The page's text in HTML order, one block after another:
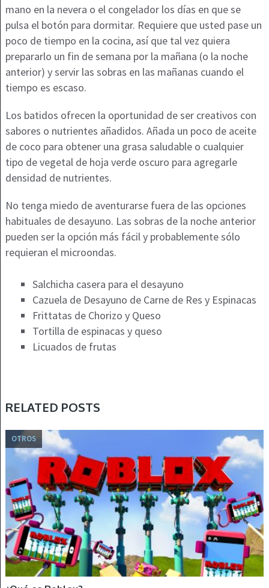
mano en la nevera o el congelador los días en que se
pulsa el botón para dormitar. Requiere que usted pase un
poco de tiempo en la cocina, así que tal vez quiera
prepararlo un fin de semana por la mañana (o la noche
anterior) y servir las sobras en las mañanas cuando el
tiempo es escaso.
Los batidos ofrecen la oportunidad de ser creativos con
sabores o nutrientes añadidos. Añada un poco de aceite
de coco para obtener una grasa saludable o cualquier
tipo de vegetal de hoja verde oscuro para agregarle
densidad de nutrientes.
No tenga miedo de aventurarse fuera de las opciones
habituales de desayuno. Las sobras de la noche anterior
pueden ser la opción más fácil y probablemente sólo
requieran el microondas.
Salchicha casera para el desayuno
Cazuela de Desayuno de Carne de Res y Espinacas
Frittatas de Chorizo y Queso
Tortilla de espinacas y queso
Licuados de frutas
RELATED POSTS
OTROS